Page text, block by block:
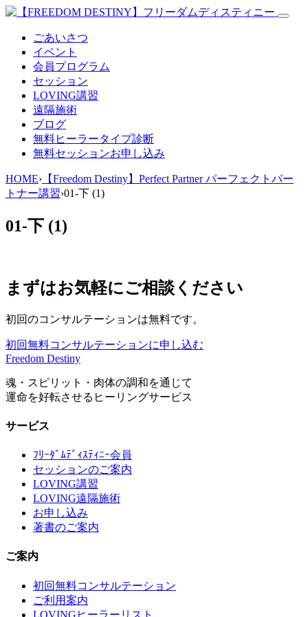
ごあいさつ
イベント
会員プログラム
セッション
LOVING講習
遠隔施術
ブログ
無料ヒーラータイプ診断
無料セッションお申し込み
HOME› 【Freedom Destiny】Perfect Partner パーフェクトパー
トナー講習›01-下 (1)
01-下 (1)
まずはお気軽にご相談ください
初回のコンサルテーションは無料です。
初回無料コンサルテーションに申し込む
Freedom Destiny
魂・スピリット・肉体の調和を通じて
運命を好転させるヒーリングサービス
サービス
ﾌﾘｰﾀﾞﾑﾃﾞｨｽﾃｨﾆｰ会員
セッションのご案内
LOVING講習
LOVING遠隔施術
お申し込み
著書のご案内
ご案内
初回無料コンサルテーション
ご利用案内
LOVINGヒーラーリスト